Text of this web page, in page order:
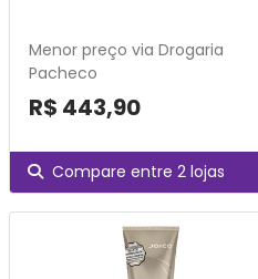
Menor preço via Drogaria
Pacheco
R$ 443,90
Compare entre 2 lojas